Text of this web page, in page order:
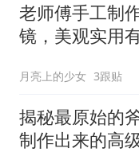
老师傅手工制
镜，美观实用
月亮上的少女 3跟贴
揭秘最原始的
制作出来的高